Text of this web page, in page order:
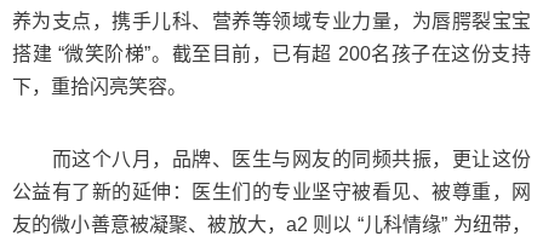
养为支点，携手儿科、营养等领域专业力量，为唇腭裂宝宝
搭建 “微笑阶梯”。截至目前，已有超 200名孩子在这份支持
下，重拾闪亮笑容。
而这个八月，品牌、医生与网友的同频共振，更让这份
公益有了新的延伸：医生们的专业坚守被看见、被尊重，网
友的微小善意被凝聚、被放大，a2 则以 “儿科情缘” 为纽带，